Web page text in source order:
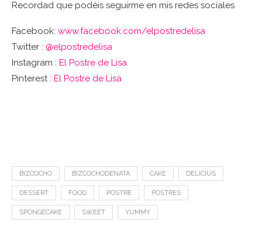
Recordad que podéis seguirme en mis redes sociales
Facebook: www.facebook.com/elpostredelisa
Twitter : @elpostredelisa
Instagram : El Postre de Lisa
Pinterest : El Postre de Lisa
BIZCOCHO BIZCOCHODENATA CAKE DELICIUS
DESSERT FOOD POSTRE POSTRES
SPONGECAKE SWEET YUMMY